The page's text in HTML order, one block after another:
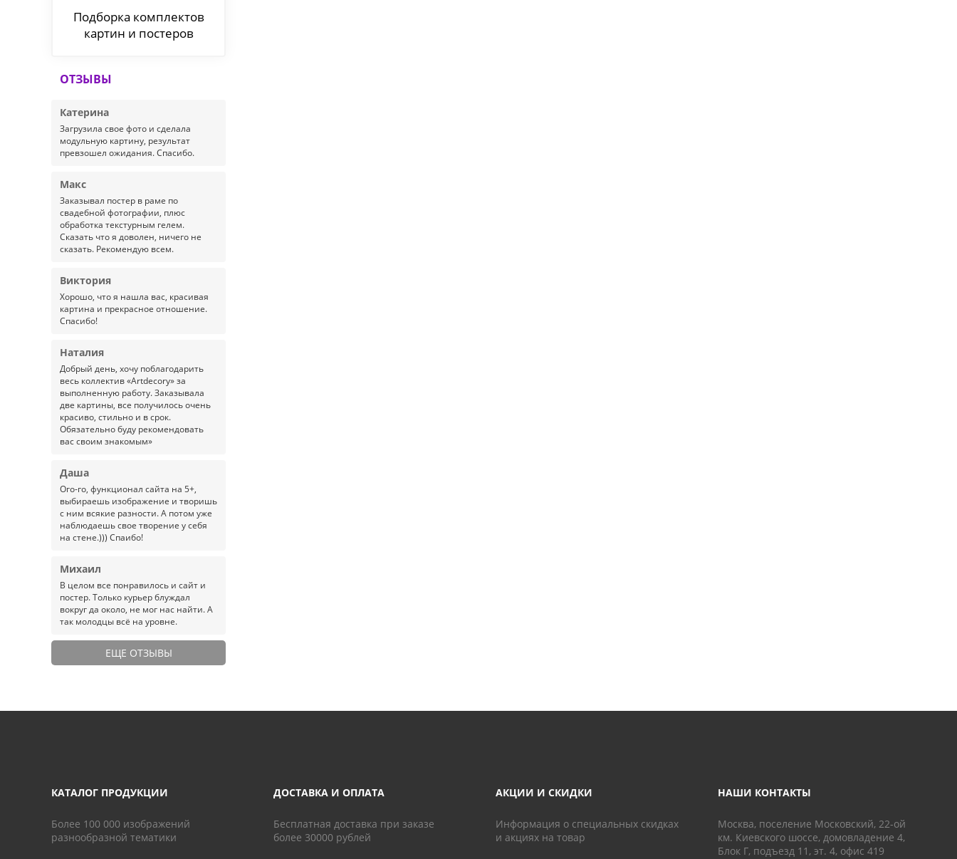
Подборка комплектов
картин и постеров
ОТЗЫВЫ
Катерина
Загрузила свое фото и сделала
модульную картину, результат
превзошел ожидания. Спасибо.
Макс
Заказывал постер в раме по
свадебной фотографии, плюс
обработка текстурным гелем.
Сказать что я доволен, ничего не
сказать. Рекомендую всем.
Виктория
Хорошо, что я нашла вас, красивая
картина и прекрасное отношение.
Спасибо!
Наталия
Добрый день, хочу поблагодарить
весь коллектив «Artdecory» за
выполненную работу. Заказывала
две картины, все получилось очень
красиво, стильно и в срок.
Обязательно буду рекомендовать
вас своим знакомым»
Даша
Ого-го, функционал сайта на 5+,
выбираешь изображение и творишь
с ним всякие разности. А потом уже
наблюдаешь свое творение у себя
на стене.))) Спаибо!
Михаил
В целом все понравилось и сайт и
постер. Только курьер блуждал
вокруг да около, не мог нас найти. А
так молодцы всё на уровне.
ЕЩЕ ОТЗЫВЫ
КАТАЛОГ ПРОДУКЦИИ
Более 100 000 изображений
разнообразной тематики
ДОСТАВКА И ОПЛАТА
Бесплатная доставка при заказе
более 30000 рублей
АКЦИИ И СКИДКИ
Информация о специальных скидках
и акциях на товар
НАШИ КОНТАКТЫ
Москва, поселение Московский, 22-ой
км. Киевского шоссе, домовладение 4,
Блок Г, подъезд 11, эт. 4, офис 419